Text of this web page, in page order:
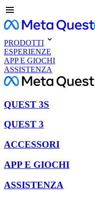
PRODOTTI
ESPERIENZE
APP E GIOCHI
ASSISTENZA
QUEST 3S
QUEST 3
ACCESSORI
APP E GIOCHI
ASSISTENZA